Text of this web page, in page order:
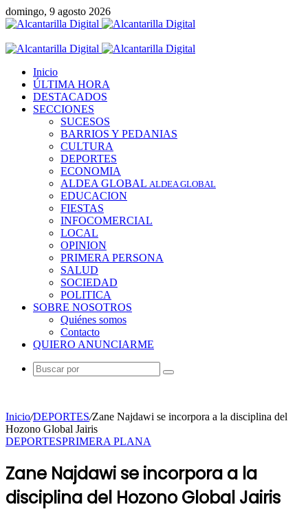
domingo, 9 agosto 2026
Menú
Inicio
ÚLTIMA HORA
DESTACADOS
SECCIONES
SUCESOS
BARRIOS Y PEDANIAS
CULTURA
DEPORTES
ECONOMIA
ALDEA GLOBAL ALDEA GLOBAL
EDUCACION
FIESTAS
INFOCOMERCIAL
LOCAL
OPINION
PRIMERA PERSONA
SALUD
SOCIEDAD
POLITICA
SOBRE NOSOTROS
Quiénes somos
Contacto
QUIERO ANUNCIARME
Buscar
Inicio/DEPORTES/Zane Najdawi se incorpora a la disciplina del
Hozono Global Jairis
DEPORTESPRIMERA PLANA
Zane Najdawi se incorpora a la
disciplina del Hozono Global Jairis